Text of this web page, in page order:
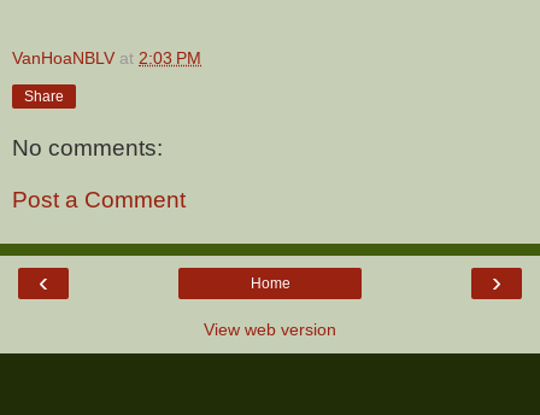
VanHoaNBLV at 2:03 PM
Share
No comments:
Post a Comment
‹ ›
Home
View web version